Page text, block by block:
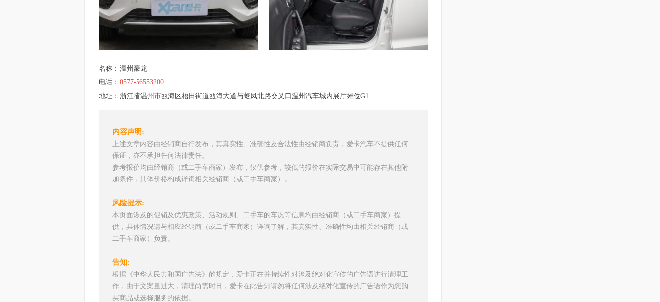
名称： 温州豪龙
电话： 0577-56553200
地址： 浙江省温州市瓯海区梧田街道瓯海大道与蛟凤北路交叉口温州汽车城内展厅摊位G1
内容声明:
上述文章内容由经销商自行发布，其真实性、准确性及合法性由经销商负责，爱卡汽车不提供任何
保证，亦不承担任何法律责任。
参考报价均由经销商（或二手车商家）发布，仅供参考，较低的报价在实际交易中可能存在其他附
加条件，具体价格构成详询相关经销商（或二手车商家）。
风险提示:
本页面涉及的促销及优惠政策、活动规则、二手车的车况等信息均由经销商（或二手车商家）提
供，具体情况请与相应经销商（或二手车商家）详询了解，其真实性、准确性均由相关经销商（或
二手车商家）负责。
告知:
根据《中华人民共和国广告法》的规定，爱卡正在并持续性对涉及绝对化宣传的广告语进行清理工
作，由于文案量过大，清理尚需时日，爱卡在此告知请勿将任何涉及绝对化宣传的广告语作为您购
买商品或选择服务的依据。